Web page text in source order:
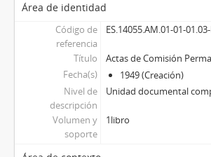
Área de identidad
Código de
referencia
ES.14055.AM.01-01-
Título
Actas de Comisión
Fecha(s)
1949 (Creación)
Nivel de
descripción
Unidad documental
Volumen y
soporte
1libro